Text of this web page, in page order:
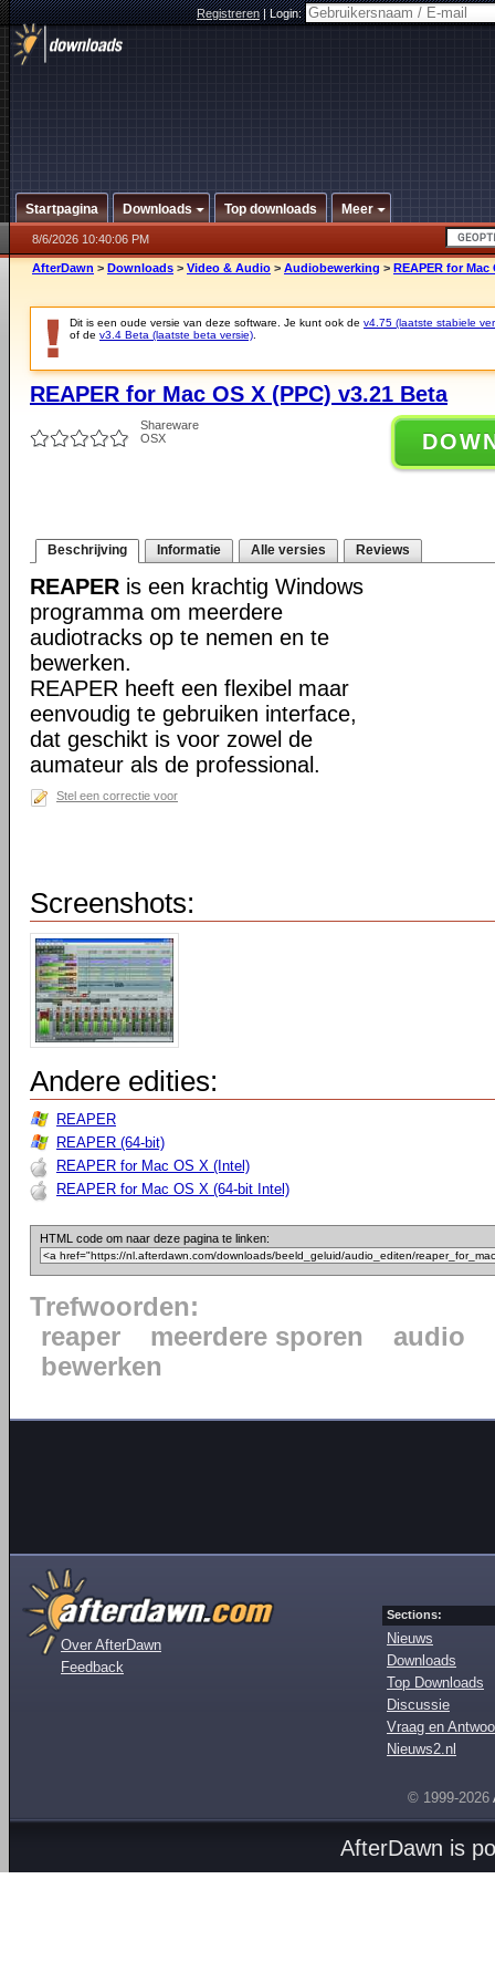
Registreren|Login:
Startpagina Downloads Top downloads Meer
8/6/2026 10:40:06 PM
AfterDawn > Downloads > Video & Audio > Audiobewerking > REAPER for Mac
Dit is een oude versie van deze software. Je kunt ook de v4.75 (laatste stabiele
of de v3.4 Beta (laatste beta versie)
REAPER for Mac OS X (PPC) v3.21 Beta
Shareware
OSX
Beschrijving Informatie Alle versies Reviews
REAPER is een krachtig Windows
programma om meerdere
audiotracks op te nemen en te
bewerken.
REAPER heeft een flexibel maar
eenvoudig te gebruiken interface,
dat geschikt is voor zowel de
aumateur als de professional.
Stel een correctie voor
Screenshots:
Andere edities:
REAPER
REAPER (64-bit)
REAPER for Mac OS X (Intel)
REAPER for Mac OS X (64-bit Intel)
HTML code om naar deze pagina te linken:
Trefwoorden:
reaper
meerdere sporen
audio
bewerken
Over AfterDawn
Feedback
Sections:
Nieuws
Downloads
Top Downloads
Discussie
Vraag en
Nieuws2.nl
© 1999-2026
AfterDawn is